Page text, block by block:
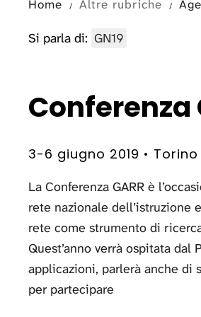
Home Altre rubriche
Si parla di: GN19
Conferenza
3-6 giugno 2019 • Torino
La Conferenza GARR è
rete nazionale dell’istruzione
rete come strumento di
Quest’anno verrà ospitata
applicazioni, parlerà anche di
per partecipare